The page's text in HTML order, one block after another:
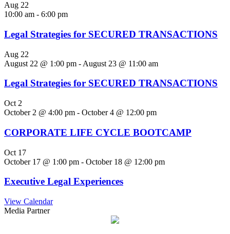
Aug 22
10:00 am - 6:00 pm
Legal Strategies for SECURED TRANSACTIONS
Aug 22
August 22 @ 1:00 pm - August 23 @ 11:00 am
Legal Strategies for SECURED TRANSACTIONS
Oct 2
October 2 @ 4:00 pm - October 4 @ 12:00 pm
CORPORATE LIFE CYCLE BOOTCAMP
Oct 17
October 17 @ 1:00 pm - October 18 @ 12:00 pm
Executive Legal Experiences
View Calendar
Media Partner